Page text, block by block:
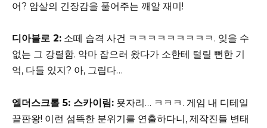
어? 암살의 긴장감을 풀어주는 깨알 재미!
디아블로 2: 소떼 습격 사건 ㅋㅋㅋㅋㅋㅋㅋㅋㅋ. 잊을 수
없는 그 강렬함. 악마 잡으러 왔다가 소한테 털릴 뻔한 기
억, 다들 있지? 아, 그립다…
엘더스크롤 5: 스카이림: 묫자리… ㅋㅋㅋ. 게임 내 디테일
끝판왕! 이런 섬뜩한 분위기를 연출하다니, 제작진들 변태